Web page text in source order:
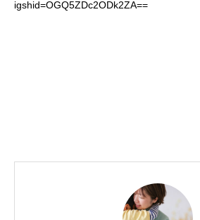
igshid=OGQ5ZDc2ODk2ZA==